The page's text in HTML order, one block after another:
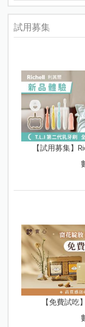
試用募集
【試用募集】
【免費試吃